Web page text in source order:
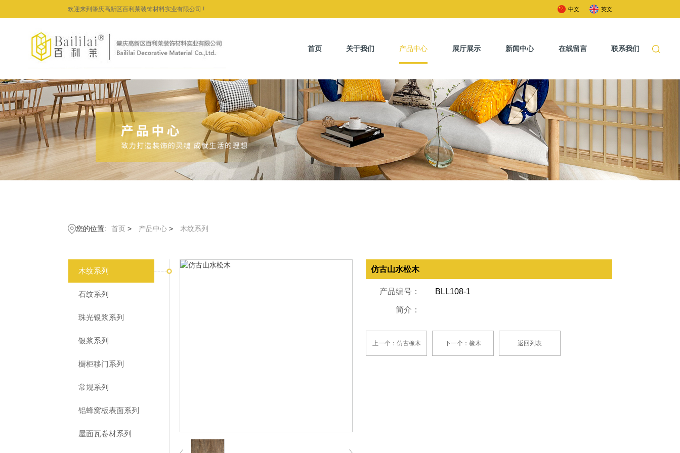
欢迎来到肇庆高新区百利莱装饰材料实业有限公司 ! 中文 英文
首页 关于我们 产品中心 展厅展示 新闻中心 在线留言 联系我们
您的位置: 首页 > 产品中心 > 木纹系列
木纹系列
石纹系列
珠光银浆系列
银浆系列
橱柜移门系列
常规系列
铝蜂窝板表面系列
屋面瓦卷材系列
仿古山水松木
产品编号： BLL108-1
简介：
上一个：仿古橡木 下一个：橡木 返回列表